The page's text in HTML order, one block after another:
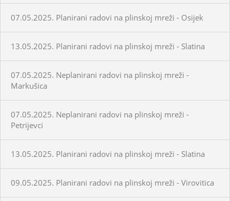
07.05.2025. Planirani radovi na plinskoj mreži - Osijek
13.05.2025. Planirani radovi na plinskoj mreži - Slatina
07.05.2025. Neplanirani radovi na plinskoj mreži -
Markušica
07.05.2025. Neplanirani radovi na plinskoj mreži -
Petrijevci
13.05.2025. Planirani radovi na plinskoj mreži - Slatina
09.05.2025. Planirani radovi na plinskoj mreži - Virovitica